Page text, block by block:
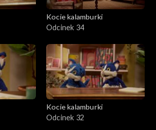
Kocie kalamburki
Odcinek 34
Kocie kalamburki
Odcinek 32